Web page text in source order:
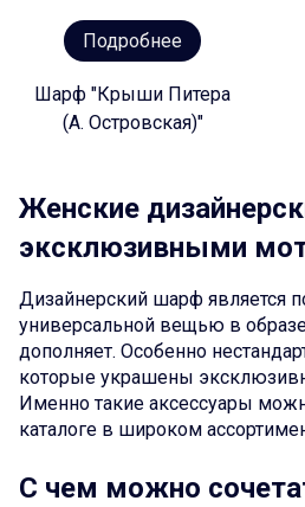
Подробнее
Шарф "Крыши Питера
(А. Островская)"
Женские
эксклюзивными
Дизайнерский шарф является
универсальной вещью в
дополняет. Особенно
которые украшены
Именно такие аксессуары
каталоге в широком
С чем можно